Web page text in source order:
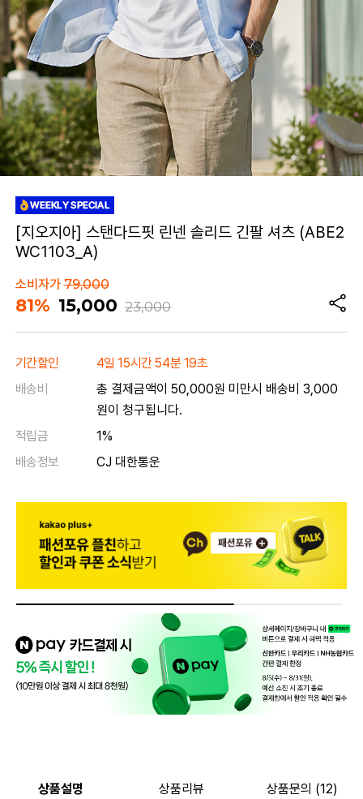
[지오지아] 스탠다드핏 린넨 솔리드 긴팔 셔츠 (ABE2
WC1103_A)
소비자가79,000
81% 15,000 23,000
기간할인
4일 15시간 54분 19초
배송비
총 결제금액이 50,000원 미만시 배송비 3,000
원이 청구됩니다.
적립금
1%
배송정보
CJ 대한통운
상품설명 상품리뷰 상품문의 (12)